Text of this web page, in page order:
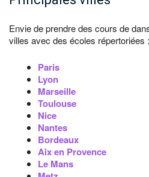
Envie de prendre des cours de
villes avec des écoles répertoriées :
Paris
Lyon
Marseille
Toulouse
Nice
Nantes
Bordeaux
Aix en Provence
Le Mans